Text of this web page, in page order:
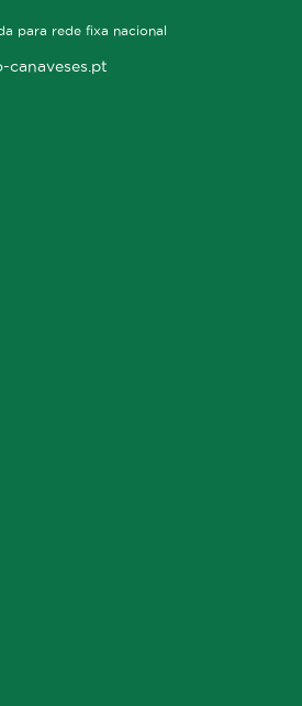
para rede fixa nacional
canaveses.pt